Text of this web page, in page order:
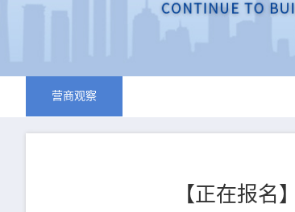
营商观察
【正在报名